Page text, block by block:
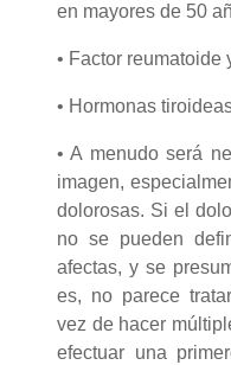
en mayores de 50
• Factor reumatoide
• Hormonas
• A menudo será
imagen,
dolorosas. Si el
no se pueden
afectas, y se
es, no parece
vez de hacer
efectuar una